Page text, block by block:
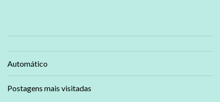
Automático
Postagens mais visitadas